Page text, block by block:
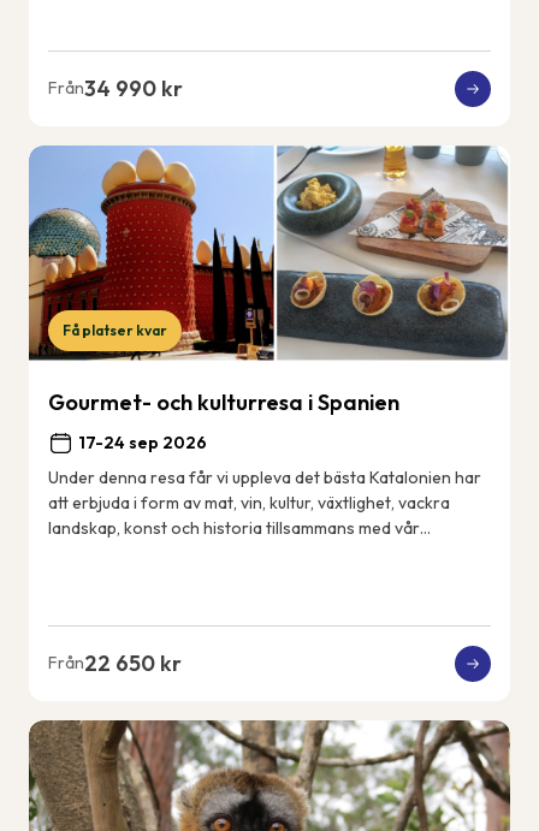
Från34 990 kr
Få platser kvar
Gourmet- och kulturresa i Spanien
17-24 sep 2026
Under denna resa får vi uppleva det bästa Katalonien har
att erbjuda i form av mat, vin, kultur, växtlighet, vackra
landskap, konst och historia tillsammans med vår
Från22 650 kr